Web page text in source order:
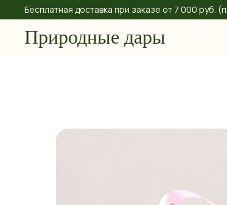
Бесплатная доставка при заказе от 7 000 руб.
Природные дары